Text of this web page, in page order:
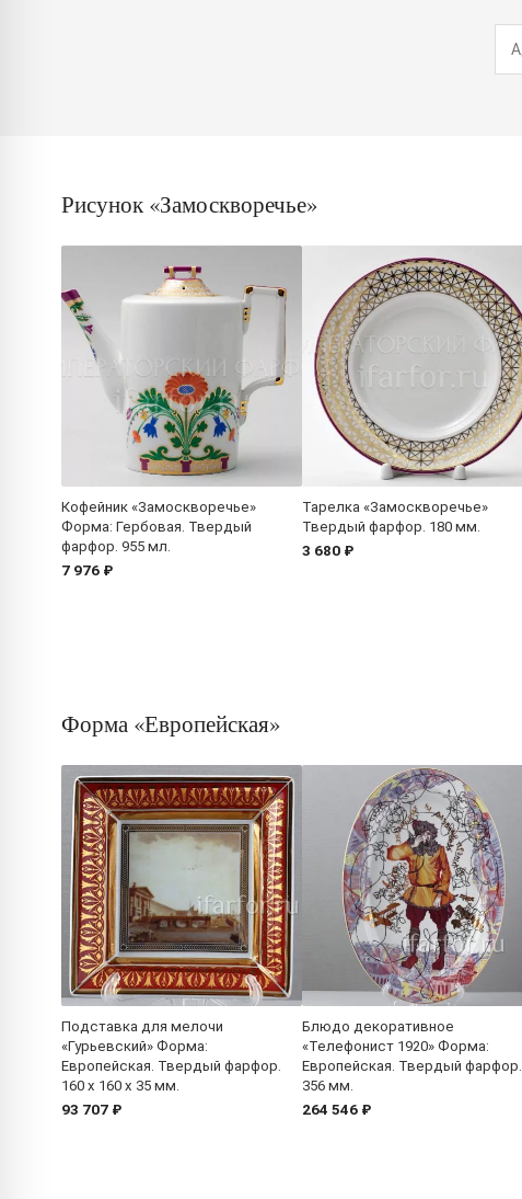
Рисунок «Замоскворечье»
Кофейник «Замоскворечье»
Форма: Гербовая. Твердый
фарфор. 955 мл.
7 976 ₽
Тарелка «Замоскворечье»
Твердый фарфор. 180 мм.
3 680 ₽
Форма «Европейская»
Подставка для мелочи
«Гурьевский» Форма:
Европейская. Твердый фарфор.
160 x 160 x 35 мм.
93 707 ₽
Блюдо декоративное
«Телефонист 1920» Форма:
Европейская. Твердый фарфор.
356 мм.
264 546 ₽